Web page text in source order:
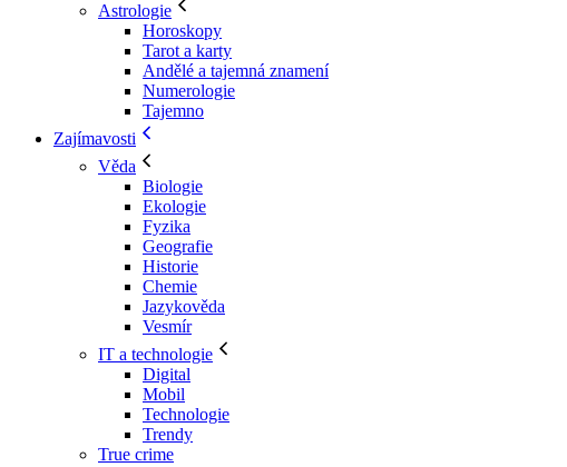
Astrologie
Horoskopy
Tarot a karty
Andělé a tajemná znamení
Numerologie
Tajemno
Zajímavosti
Věda
Biologie
Ekologie
Fyzika
Geografie
Historie
Chemie
Jazykověda
Vesmír
IT a technologie
Digital
Mobil
Technologie
Trendy
True crime